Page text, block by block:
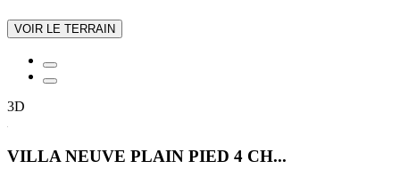
VOIR LE TERRAIN
3D
VILLA NEUVE PLAIN PIED 4 CH...